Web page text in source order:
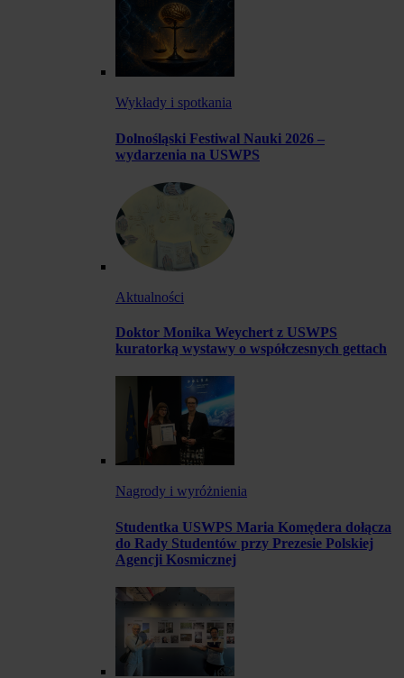
Wykłady i spotkania
Dolnośląski Festiwal Nauki 2026 –
wydarzenia na USWPS
Aktualności
Doktor Monika Weychert z USWPS
kuratorką wystawy o współczesnych gettach
Nagrody i wyróżnienia
Studentka USWPS Maria Komędera dołącza
do Rady Studentów przy Prezesie Polskiej
Agencji Kosmicznej